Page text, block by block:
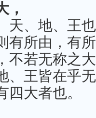
，
天、地、王
有所由，有
不若无称之
、王皆在乎
四大者也。